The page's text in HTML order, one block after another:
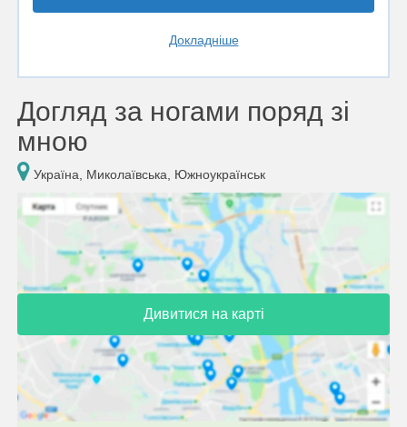
Докладніше
Догляд за ногами поряд зі
мною
Україна, Миколаївська, Южноукраїнськ
Дивитися на карті